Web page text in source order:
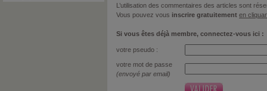
L’utilisation des commentaires des articles sont
Vous pouvez vous inscrire gratuitement en
Si vous êtes déjà membre, connectez-vous ici :
votre pseudo :
votre mot de passe
(envoyé par email)